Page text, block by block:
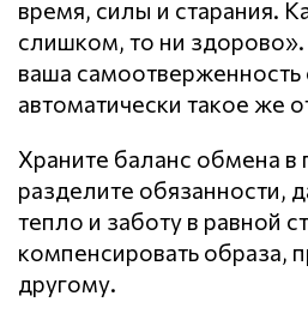
время, силы и старания.
слишком, то ни
ваша самоотверженность
автоматически такое же
Храните баланс обмена в
разделите обязанности,
тепло и заботу в равной
компенсировать образа,
другому.